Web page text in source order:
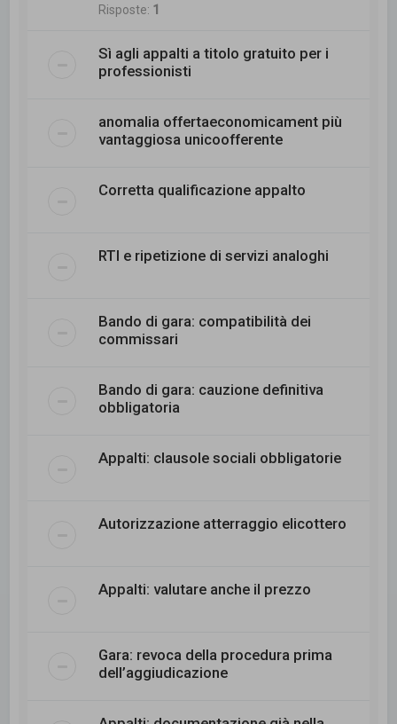
Risposte: 1
Sì agli appalti a titolo gratuito per i
professionisti
anomalia offertaeconomicament più
vantaggiosa unicoofferente
Corretta qualificazione appalto
RTI e ripetizione di servizi analoghi
Bando di gara: compatibilità dei
commissari
Bando di gara: cauzione definitiva
obbligatoria
Appalti: clausole sociali obbligatorie
Autorizzazione atterraggio elicottero
Appalti: valutare anche il prezzo
Gara: revoca della procedura prima
dell’aggiudicazione